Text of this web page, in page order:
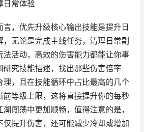
日常体验
，优先升级核心输出技能是提升日
无论是完成主线任务，清理日常副
法活动，高效的伤害能力都能让你事
研究技能描述，找出那些伤害倍率
理，且在技能循环中占比最高的几个
前等级上限，这将直接提升你的每秒
闯荡中更加顺畅，值得注意的是，
仅提升伤害，还可能减少冷却或增加